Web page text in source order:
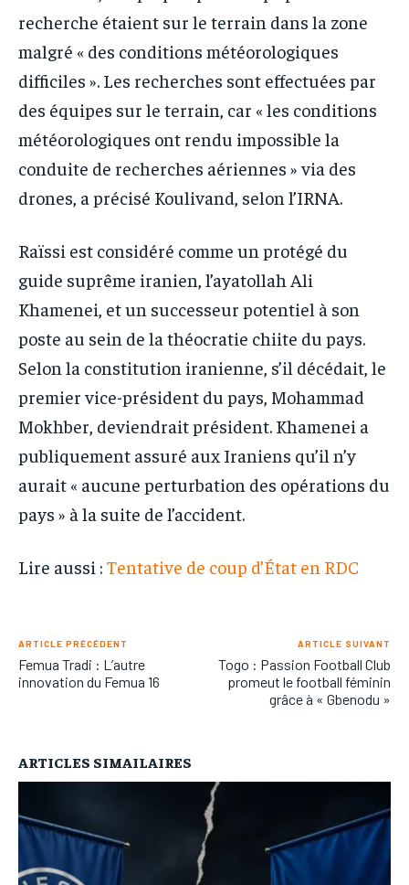
recherche étaient sur le terrain dans la zone
malgré « des conditions météorologiques
difficiles ». Les recherches sont effectuées par
des équipes sur le terrain, car « les conditions
météorologiques ont rendu impossible la
conduite de recherches aériennes » via des
drones, a précisé Koulivand, selon l’IRNA.
Raïssi est considéré comme un protégé du
guide suprême iranien, l’ayatollah Ali
Khamenei, et un successeur potentiel à son
poste au sein de la théocratie chiite du pays.
Selon la constitution iranienne, s’il décédait, le
premier vice-président du pays, Mohammad
Mokhber, deviendrait président. Khamenei a
publiquement assuré aux Iraniens qu’il n’y
aurait « aucune perturbation des opérations du
pays » à la suite de l’accident.
Lire aussi : Tentative de coup d’État en RDC
ARTICLE PRÉCÉDENT
Femua Tradi : L’autre
innovation du Femua 16
ARTICLE SUIVANT
Togo : Passion Football Club
promeut le football féminin
grâce à « Gbenodu »
ARTICLES SIMAILAIRES